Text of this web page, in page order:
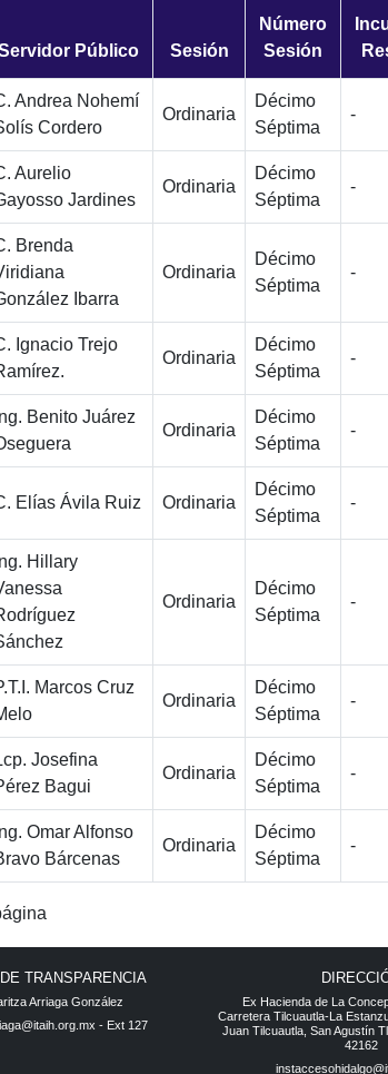
Público Sesión
Número
Sesión
Andrea Nohemí
Cordero
Ordinaria
Décimo
Séptima
-
Aurelio
Jardines
Ordinaria
Décimo
Séptima
-
Brenda
Ibarra
Ordinaria
Décimo
Séptima
-
Ignacio Trejo
Ordinaria
Décimo
Séptima
-
Ing. Benito Juárez
Ordinaria
Décimo
Séptima
-
Elías Ávila Ruiz Ordinaria
Décimo
Séptima
-
Ing. Hillary
Ordinaria
Décimo
Séptima
-
Marcos Cruz
Ordinaria
Décimo
Séptima
-
Josefina
Bagui
Ordinaria
Décimo
Séptima
-
Ing. Omar Alfonso
Bárcenas
Ordinaria
Décimo
Séptima
-
TRANSPARENCIA
Arriaga González
- Ext 127
Ex Hacienda de La
Carretera Tilcuautla-La
Juan Tilcuautla, San Agustín
42162